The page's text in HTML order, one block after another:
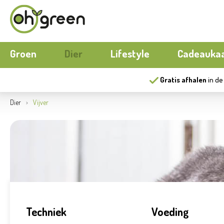
Groen Dier Lifestyle
Moestuin
Aquarium
Herfst
Gratis afhalen in
Dier Vijver
Techniek Voeding